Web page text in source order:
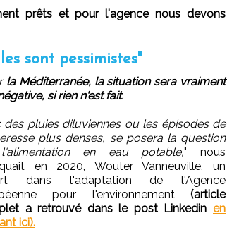
prêts et pour l'agence nous devons
sont pessimistes"
la Méditerranée, la situation sera vraiment
si rien n'est fait.
des pluies diluviennes ou les épisodes de
plus denses, se posera la question
en eau potable," nous
en 2020, Wouter Vanneuville, un
dans l'adaptation de l'Agence
pour l'environnement (article
a retrouvé dans le post Linkedin en
ici).